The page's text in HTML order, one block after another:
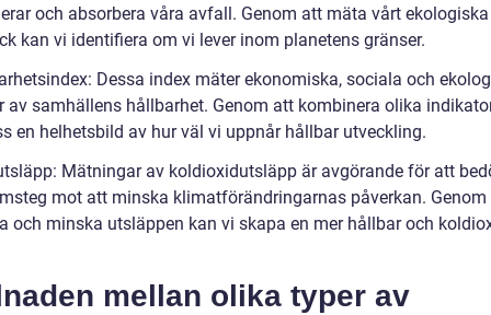
och absorbera våra avfall. Genom att mäta vårt ekologiska
kan vi identifiera om vi lever inom planetens gränser.
Dessa index mäter ekonomiska, sociala och
av samhällens hållbarhet. Genom att kombinera olika
en helhetsbild av hur väl vi uppnår hållbar utveckling.
Mätningar av koldioxidutsläpp är avgörande för att
mot att minska klimatförändringarnas påverkan. Genom
och minska utsläppen kan vi skapa en mer hållbar och
mellan olika typer av